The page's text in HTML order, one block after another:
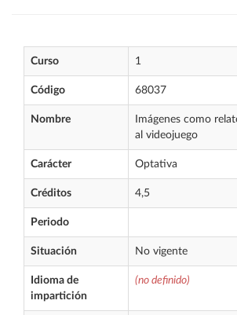
Curso 1
Código 68037
Nombre
Imágenes como
al videojuego
Carácter Optativa
Créditos 4,5
Periodo
Situación No vigente
Idioma de
impartición
(no definido)